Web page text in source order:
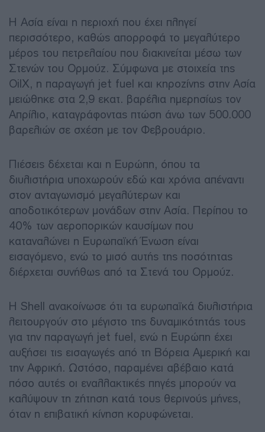
Η Ασία είναι η περιοχή που έχει πληγεί
περισσότερο, καθώς απορροφά το μεγαλύτερο
μέρος του πετρελαίου που διακινείται μέσω των
Στενών του Ορμούζ. Σύμφωνα με στοιχεία της
OilX, η παραγωγή jet fuel και κηροζίνης στην Ασία
μειώθηκε στα 2,9 εκατ. βαρέλια ημερησίως τον
Απρίλιο, καταγράφοντας πτώση άνω των 500.000
βαρελιών σε σχέση με τον Φεβρουάριο.
Πιέσεις δέχεται και η Ευρώπη, όπου τα
διυλιστήρια υποχωρούν εδώ και χρόνια απέναντι
στον ανταγωνισμό μεγαλύτερων και
αποδοτικότερων μονάδων στην Ασία. Περίπου το
40% των αεροπορικών καυσίμων που
καταναλώνει η Ευρωπαϊκή Ένωση είναι
εισαγόμενο, ενώ το μισό αυτής της ποσότητας
διέρχεται συνήθως από τα Στενά του Ορμούζ.
Η Shell ανακοίνωσε ότι τα ευρωπαϊκά διυλιστήρια
λειτουργούν στο μέγιστο της δυναμικότητάς τους
για την παραγωγή jet fuel, ενώ η Ευρώπη έχει
αυξήσει τις εισαγωγές από τη Βόρεια Αμερική και
την Αφρική. Ωστόσο, παραμένει αβέβαιο κατά
πόσο αυτές οι εναλλακτικές πηγές μπορούν να
καλύψουν τη ζήτηση κατά τους θερινούς μήνες,
όταν η επιβατική κίνηση κορυφώνεται.